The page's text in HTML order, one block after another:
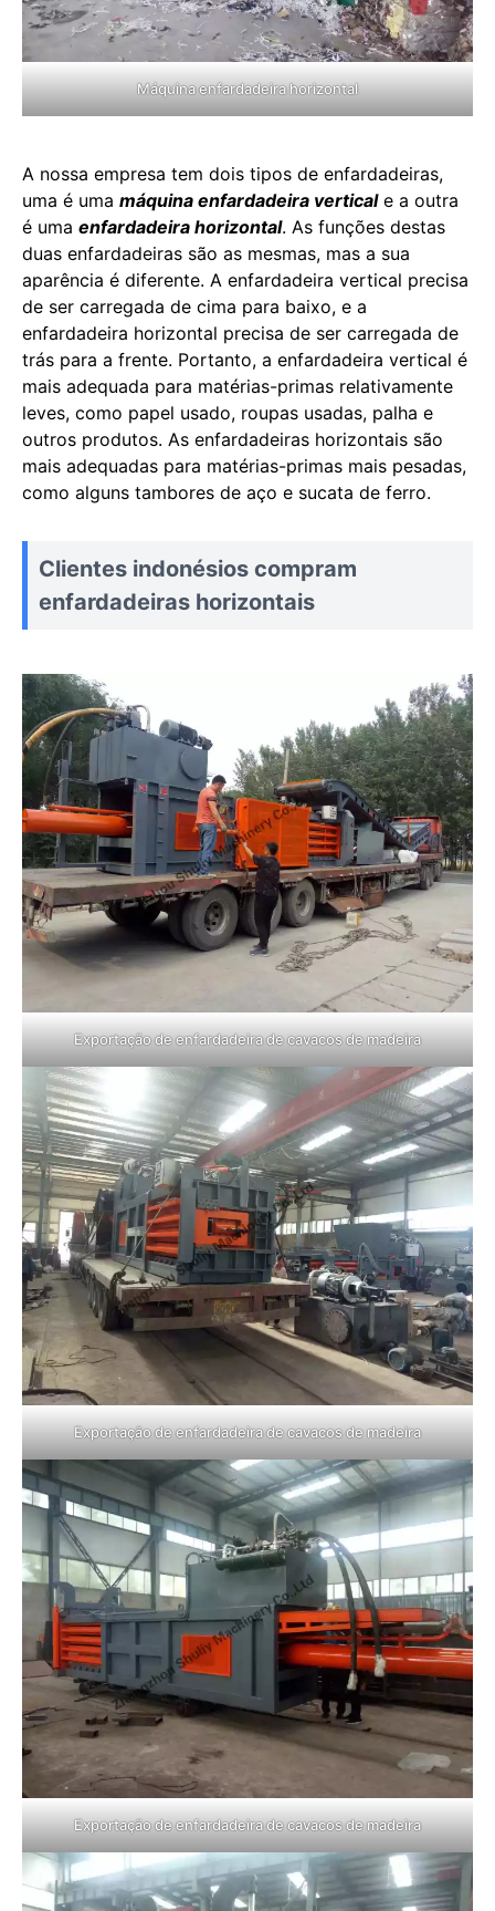
Máquina enfardadeira horizontal
A nossa empresa tem dois tipos de enfardadeiras,
uma é uma máquina enfardadeira verticale a outra
é uma enfardadeira horizontal. As funções destas
duas enfardadeiras são as mesmas, mas a sua
aparência é diferente. A enfardadeira vertical precisa
de ser carregada de cima para baixo, e a
enfardadeira horizontal precisa de ser carregada de
trás para a frente. Portanto, a enfardadeira vertical é
mais adequada para matérias-primas relativamente
leves, como papel usado, roupas usadas, palha e
outros produtos. As enfardadeiras horizontais são
mais adequadas para matérias-primas mais pesadas,
como alguns tambores de aço e sucata de ferro.
Clientes indonésios compram
enfardadeiras horizontais
Exportação de enfardadeira de cavacos de madeira
Exportação de enfardadeira de cavacos de madeira
Exportação de enfardadeira de cavacos de madeira